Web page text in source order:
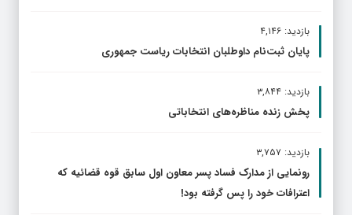
بازدید: ۴,۱۴۶
پایان ثبت‌نام داوطلبان انتخابات ریاست جمهوری
بازدید: ۳,۸۴۴
پخش زنده مناظره‌های انتخاباتی
بازدید: ۳,۷۵۷
رونمایی از مدارک فساد پسر معاون اول سابق قوه قضائیه که
اعترافات خود را پس گرفته بود!